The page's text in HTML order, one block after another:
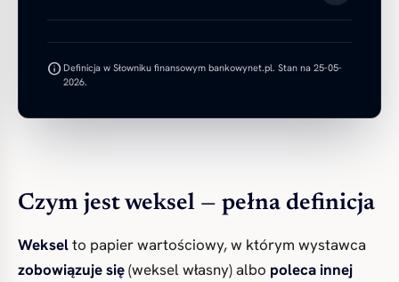
infoDefinicja w Słowniku finansowym bankowynet.pl. Stan na 25-05-
2026.
Czym jest weksel — pełna definicja
Wekselto papier wartościowy, w którym wystawca
zobowiązuje się(weksel własny) albo poleca innej